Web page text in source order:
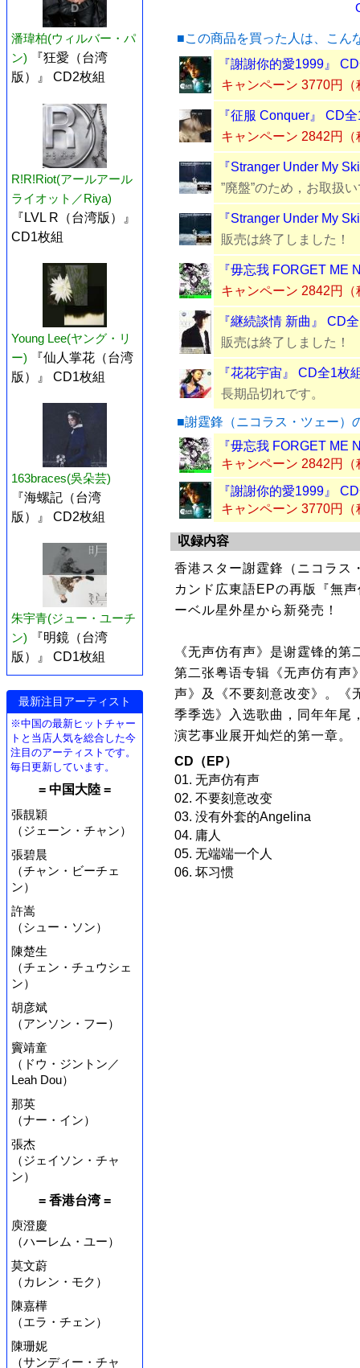
潘瑋柏(ウィルバー・パ
ン)
『狂愛（台湾
版）』 CD2枚組
R!R!Riot(アールアール
ライオット／Riya)
『LVL R（台湾版）』
CD1枚組
Young Lee(ヤング・リ
ー)
『仙人掌花（台湾
版）』 CD1枚組
163braces(吳朵芸)
『海螺記（台湾
版）』 CD2枚組
朱宇青(ジュー・ユーチ
ン)
『明鏡（台湾
版）』 CD1枚組
最新注目アーティスト
※中国の最新ヒットチャー
トと当店人気を総合した今
注目のアーティストです。
毎日更新しています。
= 中国大陸 =
張靚穎
（ジェーン・チャン）
張碧晨
（チャン・ビーチェ
ン）
許嵩
（シュー・ソン）
陳楚生
（チェン・チュウシェ
ン）
胡彦斌
（アンソン・フー）
竇靖童
（ドウ・ジントン／
Leah Dou）
那英
（ナー・イン）
張杰
（ジェイソン・チャ
ン）
= 香港台湾 =
庾澄慶
（ハーレム・ユー）
莫文蔚
（カレン・モク）
陳嘉樺
（エラ・チェン）
陳珊妮
（サンディー・チャ
■この商品を買った人は、こん
『謝謝你的愛1999』
キャンペーン 3770円（
『征服 Conquer』 CD
キャンペーン 2842円（
『Stranger Under My
”廃盤”のため，お取扱
『Stranger Under My
販売は終了しました！
『毋忘我 FORGET ME
キャンペーン 2842円（
『継続談情 新曲』 CD
販売は終了しました！
『花花宇宙』 CD全1枚
長期品切れです。
■謝霆鋒（ニコラス・ツェー）
『毋忘我 FORGET ME
キャンペーン 2842円（
『謝謝你的愛1999』
キャンペーン 3770円（
収録内容
香港スター謝霆鋒（ニコラス
カンド広東語EPの再版『無
ーベル星外星から新発売！
《无声仿有声》是谢霆锋的
第二张粤语专辑《无声仿有声
声》及《不要刻意改变》。《
季季选》入选歌曲，同年年尾
演艺事业展开灿烂的第一章。
CD（EP）
01. 无声仿有声
02. 不要刻意改变
03. 没有外套的Angelina
04. 庸人
05. 无端端一个人
06. 坏习惯